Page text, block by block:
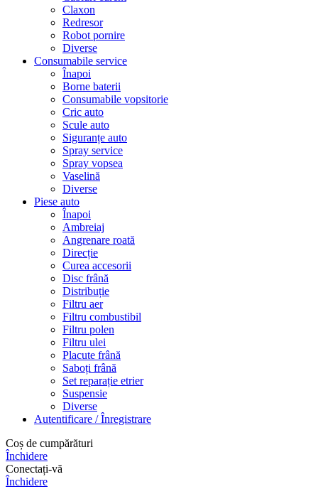
Claxon
Redresor
Robot pornire
Diverse
Consumabile service
Înapoi
Borne baterii
Consumabile vopsitorie
Cric auto
Scule auto
Siguranțe auto
Spray service
Spray vopsea
Vaselină
Diverse
Piese auto
Înapoi
Ambreiaj
Angrenare roată
Direcție
Curea accesorii
Disc frână
Distribuție
Filtru aer
Filtru combustibil
Filtru polen
Filtru ulei
Placute frână
Saboți frână
Set reparație etrier
Suspensie
Diverse
Autentificare / Înregistrare
Coș de cumpărături
Închidere
Conectați-vă
Închidere